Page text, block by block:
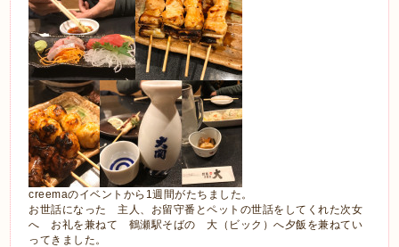
creemaのイベントから1週間がたちました。
お世話になった 主人、お留守番とペットの世話をしてくれた次女
へ お礼を兼ねて 鶴瀬駅そばの 大（ビック）へ夕飯を兼ねてい
ってきました。